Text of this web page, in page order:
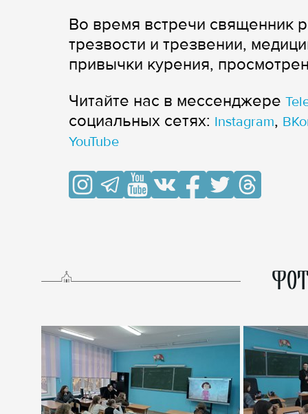
Во время встречи священник
трезвости и трезвении,
привычки курения,
Читайте нас в мессенджере
cоциальных сетях: Instagram,
YouTube